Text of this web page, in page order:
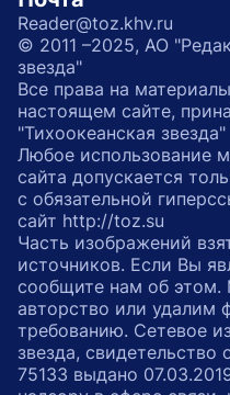
Reader@toz.khv.ru
© 2011 –2025, АО
звезда"
Все права на
настоящем сайте,
"Тихоокеанская звезда"
Любое использование
сайта допускается
с обязательной
сайт http://toz.su
Часть изображений
источников. Если Вы
сообщите нам об
авторство или удалим
требованию. Сетевое
звезда,
75133 выдано